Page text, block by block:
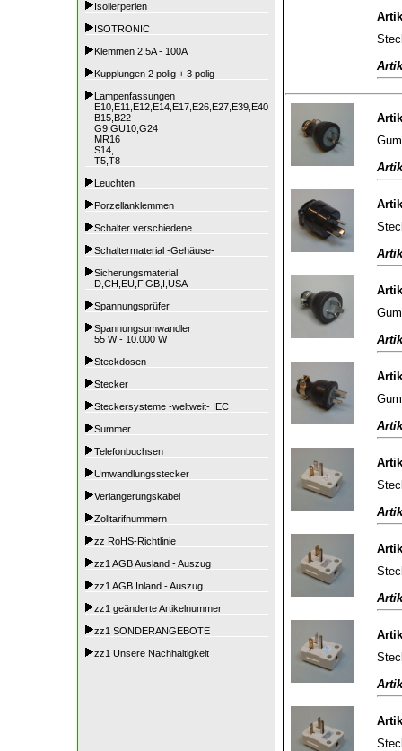
Isolierperlen
ISOTRONIC
Klemmen 2.5A - 100A
Kupplungen 2 polig + 3 polig
Lampenfassungen
E10,E11,E12,E14,E17,E26,E27,E39,E40
B15,B22
G9,GU10,G24
MR16
S14,
T5,T8
Leuchten
Porzellanklemmen
Schalter verschiedene
Schaltermaterial -Gehäuse-
Sicherungsmaterial
D,CH,EU,F,GB,I,USA
Spannungsprüfer
Spannungsumwandler
55 W - 10.000 W
Steckdosen
Stecker
Steckersysteme -weltweit- IEC
Summer
Telefonbuchsen
Umwandlungsstecker
Verlängerungskabel
Zolltarifnummern
zz RoHS-Richtlinie
zz1 AGB Ausland - Auszug
zz1 AGB Inland - Auszug
zz1 geänderte Artikelnummer
zz1 SONDERANGEBOTE
zz1 Unsere Nachhaltigkeit